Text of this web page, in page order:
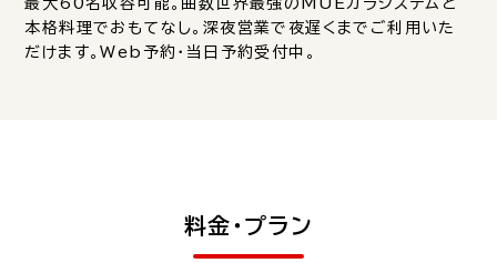
最大60名収容可能。曲数世界最強のMUEカラシステムと
本格料理でおもてなし。深夜営業で夜遅くまでご利用いた
だけます。Web予約・当日予約受付中。
料金・プラン